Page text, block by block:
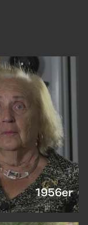
1956er